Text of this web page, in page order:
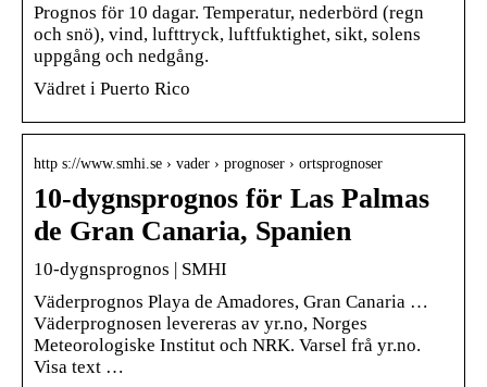
Prognos för 10 dagar. Temperatur, nederbörd (regn
och snö), vind, lufttryck, luftfuktighet, sikt, solens
uppgång och nedgång.
Vädret i Puerto Rico
http s://www.smhi.se › vader › prognoser › ortsprognoser
10-dygnsprognos för Las Palmas
de Gran Canaria, Spanien
10-dygnsprognos | SMHI
Väderprognos Playa de Amadores, Gran Canaria …
Väderprognosen levereras av yr.no, Norges
Meteorologiske Institut och NRK. Varsel frå yr.no.
Visa text …